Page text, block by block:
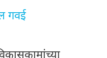
गवई